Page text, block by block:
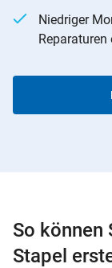
Niedriger
So können
Stapel